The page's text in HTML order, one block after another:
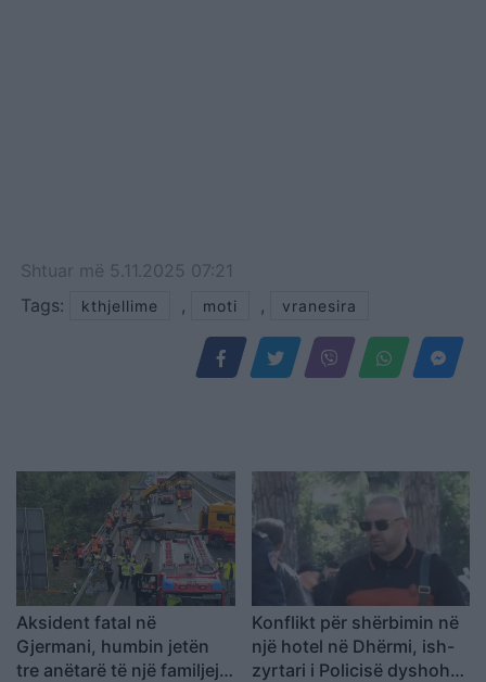
Shtuar më 5.11.2025 07:21
Tags:
kthjellime , moti , vranesira
Aksident fatal në
Gjermani, humbin jetën
tre anëtarë të një familjeje
Konflikt për shërbimin në
një hotel në Dhërmi, ish-
zyrtari i Policisë dyshohet